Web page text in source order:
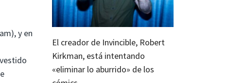
y en
El creador de Invincible, Robert
Kirkman, está intentando
«eliminar lo aburrido» de los